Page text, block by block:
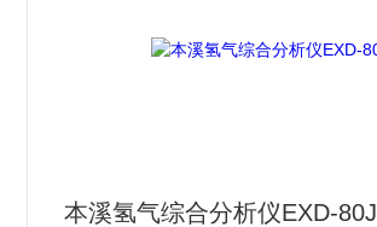
本溪氢气综合分析仪EXD-80J